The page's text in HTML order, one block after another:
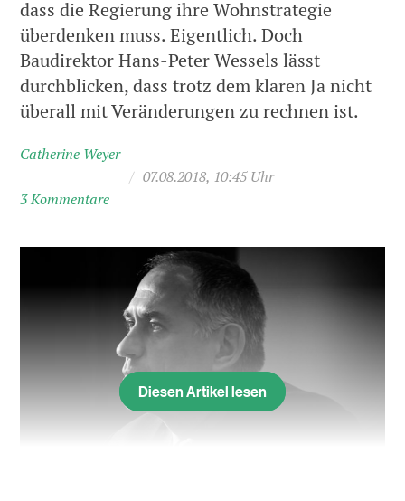
dass die Regierung ihre Wohnstrategie
überdenken muss. Eigentlich. Doch
Baudirektor Hans-Peter Wessels lässt
durchblicken, dass trotz dem klaren Ja nicht
überall mit Veränderungen zu rechnen ist.
Catherine Weyer
/ 07.08.2018, 10:45 Uhr
3 Kommentare
Diesen Artikel lesen